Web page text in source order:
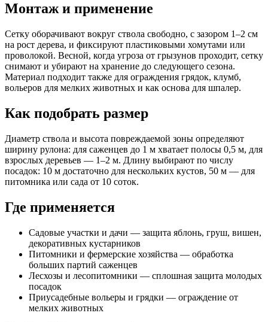
Монтаж и применение
Сетку оборачивают вокруг ствола свободно, с зазором 1–2 см
на рост дерева, и фиксируют пластиковыми хомутами или
проволокой. Весной, когда угроза от грызунов проходит, сетку
снимают и убирают на хранение до следующего сезона.
Материал подходит также для ограждения грядок, клумб,
вольеров для мелких животных и как основа для шпалер.
Как подобрать размер
Диаметр ствола и высота повреждаемой зоны определяют
ширину рулона: для саженцев до 1 м хватает полосы 0,5 м, для
взрослых деревьев — 1–2 м. Длину выбирают по числу
посадок: 10 м достаточно для нескольких кустов, 50 м — для
питомника или сада от 10 соток.
Где применяется
Садовые участки и дачи — защита яблонь, груш, вишен,
декоративных кустарников
Питомники и фермерские хозяйства — обработка
больших партий саженцев
Лесхозы и лесопитомники — сплошная защита молодых
посадок
Приусадебные вольеры и грядки — ограждение от
мелких животных